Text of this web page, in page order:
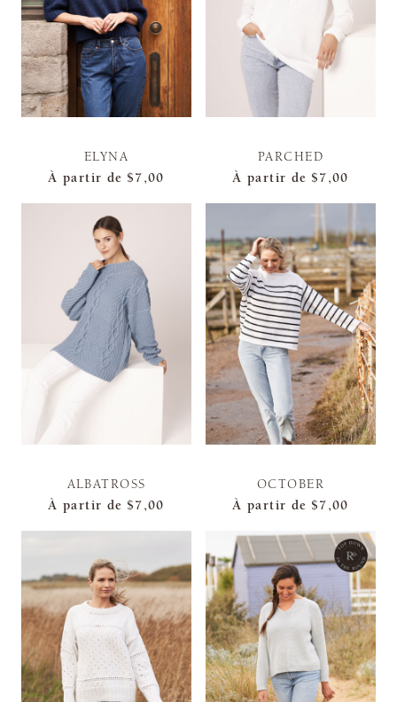
ELYNA
À partir de $7,00
PARCHED
À partir de $7,00
ALBATROSS
À partir de $7,00
OCTOBER
À partir de $7,00